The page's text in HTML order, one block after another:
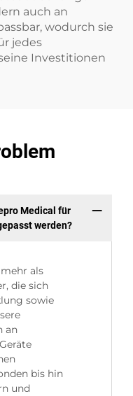
auch an
wodurch sie
jedes
Investitionen
Medical für
werden?
als
die sich
sowie
an
bis hin
und